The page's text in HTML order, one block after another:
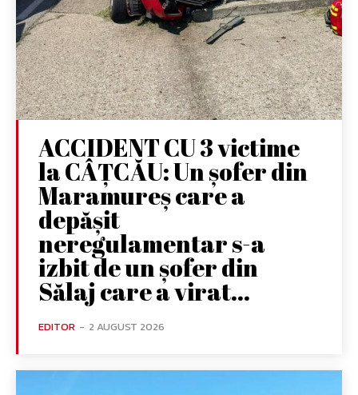
ACCIDENT CU 3 victime
la CÂȚCĂU: Un șofer din
Maramureș care a
depășit
neregulamentar s-a
izbit de un șofer din
Sălaj care a virat...
EDITOR - 2 AUGUST 2026